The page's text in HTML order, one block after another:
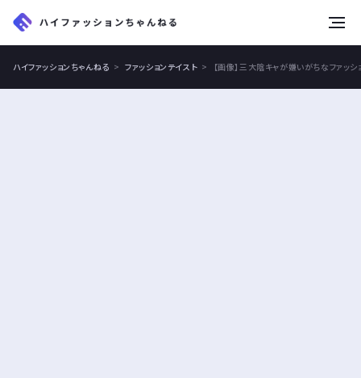
ハイファッションちゃんねる ファッションテイスト 【画像】三大陰キャが嫌いがちなファッ